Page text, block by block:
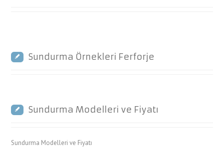
Sundurma Örnekleri Ferforje
Sundurma Modelleri ve Fiyatı
Sundurma Modelleri ve Fiyatı